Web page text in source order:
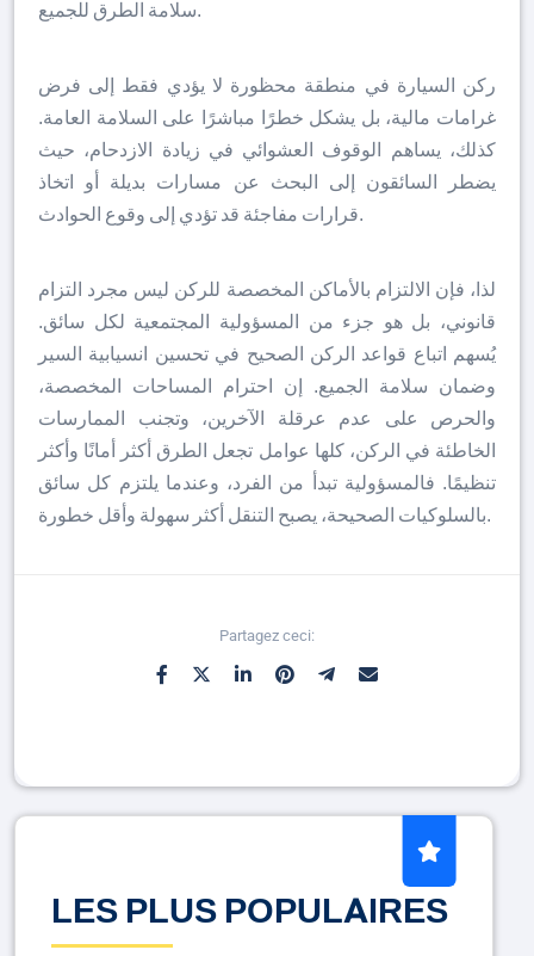
سلامة الطرق للجميع.
ركن السيارة في منطقة محظورة لا يؤدي فقط إلى فرض
غرامات مالية، بل يشكل خطرًا مباشرًا على السلامة العامة.
كذلك، يساهم الوقوف العشوائي في زيادة الازدحام، حيث
يضطر السائقون إلى البحث عن مسارات بديلة أو اتخاذ
قرارات مفاجئة قد تؤدي إلى وقوع الحوادث.
لذا، فإن الالتزام بالأماكن المخصصة للركن ليس مجرد التزام
قانوني، بل هو جزء من المسؤولية المجتمعية لكل سائق.
يُسهم اتباع قواعد الركن الصحيح في تحسين انسيابية السير
وضمان سلامة الجميع. إن احترام المساحات المخصصة،
والحرص على عدم عرقلة الآخرين، وتجنب الممارسات
الخاطئة في الركن، كلها عوامل تجعل الطرق أكثر أمانًا وأكثر
تنظيمًا. فالمسؤولية تبدأ من الفرد، وعندما يلتزم كل سائق
بالسلوكيات الصحيحة، يصبح التنقل أكثر سهولة وأقل خطورة.
Partagez ceci:
LES PLUS POPULAIRES